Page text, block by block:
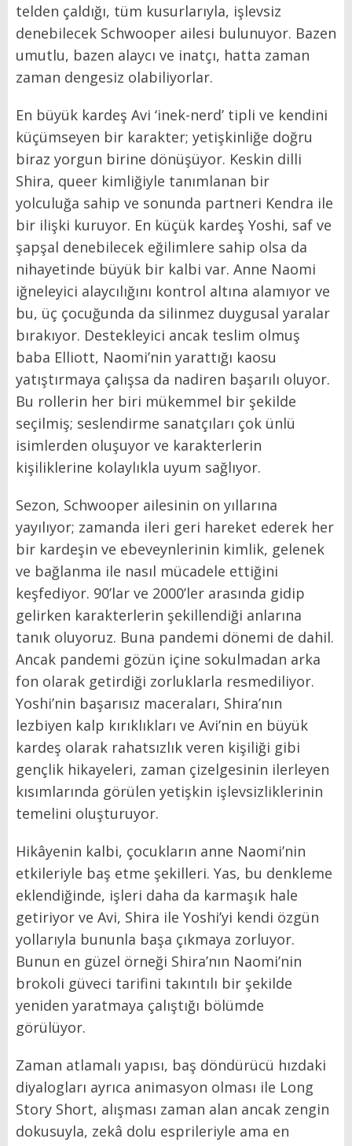
telden çaldığı, tüm kusurlarıyla, işlevsiz
denebilecek Schwooper ailesi bulunuyor. Bazen
umutlu, bazen alaycı ve inatçı, hatta zaman
zaman dengesiz olabiliyorlar.
En büyük kardeş Avi ‘inek-nerd’ tipli ve kendini
küçümseyen bir karakter; yetişkinliğe doğru
biraz yorgun birine dönüşüyor. Keskin dilli
Shira, queer kimliğiyle tanımlanan bir
yolculuğa sahip ve sonunda partneri Kendra ile
bir ilişki kuruyor. En küçük kardeş Yoshi, saf ve
şapşal denebilecek eğilimlere sahip olsa da
nihayetinde büyük bir kalbi var. Anne Naomi
iğneleyici alaycılığını kontrol altına alamıyor ve
bu, üç çocuğunda da silinmez duygusal yaralar
bırakıyor. Destekleyici ancak teslim olmuş
baba Elliott, Naomi’nin yarattığı kaosu
yatıştırmaya çalışsa da nadiren başarılı oluyor.
Bu rollerin her biri mükemmel bir şekilde
seçilmiş; seslendirme sanatçıları çok ünlü
isimlerden oluşuyor ve karakterlerin
kişiliklerine kolaylıkla uyum sağlıyor.
Sezon, Schwooper ailesinin on yıllarına
yayılıyor; zamanda ileri geri hareket ederek her
bir kardeşin ve ebeveynlerinin kimlik, gelenek
ve bağlanma ile nasıl mücadele ettiğini
keşfediyor. 90’lar ve 2000’ler arasında gidip
gelirken karakterlerin şekillendiği anlarına
tanık oluyoruz. Buna pandemi dönemi de dahil.
Ancak pandemi gözün içine sokulmadan arka
fon olarak getirdiği zorluklarla resmediliyor.
Yoshi’nin başarısız maceraları, Shira’nın
lezbiyen kalp kırıklıkları ve Avi’nin en büyük
kardeş olarak rahatsızlık veren kişiliği gibi
gençlik hikayeleri, zaman çizelgesinin ilerleyen
kısımlarında görülen yetişkin işlevsizliklerinin
temelini oluşturuyor.
Hikâyenin kalbi, çocukların anne Naomi’nin
etkileriyle baş etme şekilleri. Yas, bu denkleme
eklendiğinde, işleri daha da karmaşık hale
getiriyor ve Avi, Shira ile Yoshi’yi kendi özgün
yollarıyla bununla başa çıkmaya zorluyor.
Bunun en güzel örneği Shira’nın Naomi’nin
brokoli güveci tarifini takıntılı bir şekilde
yeniden yaratmaya çalıştığı bölümde
görülüyor.
Zaman atlamalı yapısı, baş döndürücü hızdaki
diyalogları ayrıca animasyon olması ile Long
Story Short, alışması zaman alan ancak zengin
dokusuyla, zekâ dolu esprileriyle ama en